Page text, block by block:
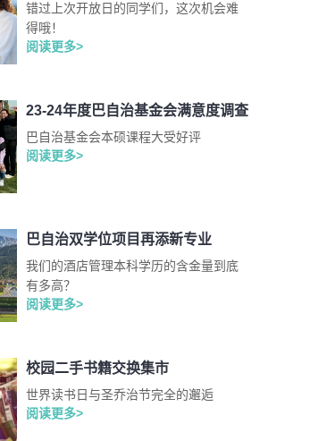
错过上次开放日的同学们，这次机会难
得哦！
阅读更多>
23-24年度巴自治基金会满意度调查
巴自治基金会本硕课程大受好评
阅读更多>
巴自治双学位项目再添新专业
我们的酒店管理本科学历的含金量到底
有多高？
阅读更多>
校园二手书籍交换集市
世界读书日与圣乔治节完全的邂逅
阅读更多>